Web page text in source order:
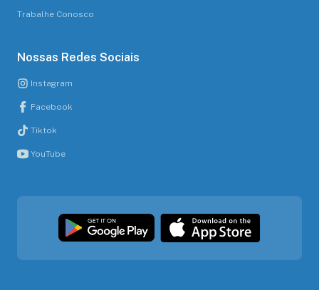
Trabalhe Conosco
Nossas Redes Sociais
Instagram
Facebook
Tiktok
YouTube